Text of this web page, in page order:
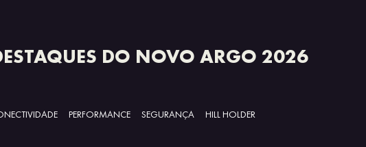
DO NOVO ARGO 2026
PERFORMANCE SEGURANÇA HILL HOLDER